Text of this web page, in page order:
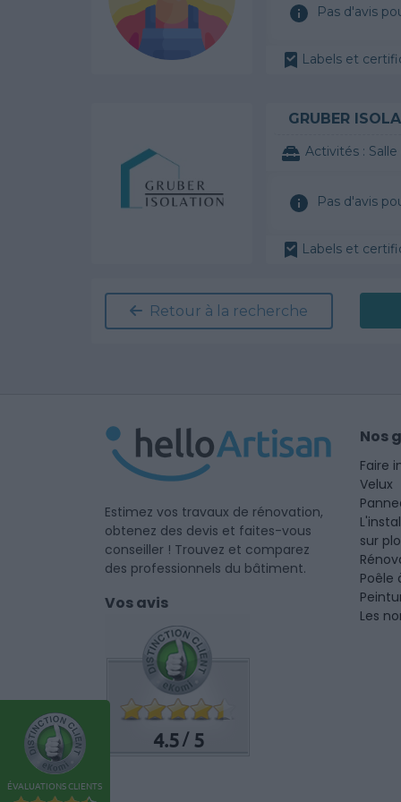
Pas d'avis
Labels et
GRUBER
Activités : Salle
Pas d'avis
Labels et
Retour à la recherche
Estimez vos travaux de rénovation,
obtenez des devis et faites-vous
conseiller ! Trouvez et comparez
des professionnels du bâtiment.
Vos avis
4.5 /5
Nos
Faire
Velux
sur
Poêle
Les
ÉVALUATIONS CLIENTS